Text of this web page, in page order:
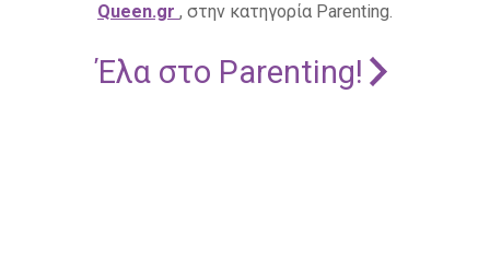
Queen.gr , στην κατηγορία Parenting.
Έλα στο Parenting!